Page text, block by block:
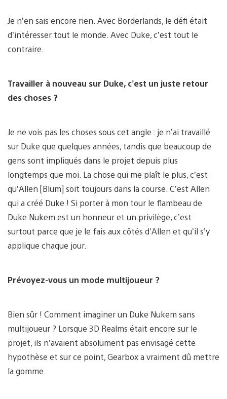
Je n’en sais encore rien. Avec Borderlands, le défi était
d’intéresser tout le monde. Avec Duke, c’est tout le
contraire.
Travailler à nouveau sur Duke, c’est un juste retour
des choses ?
Je ne vois pas les choses sous cet angle : je n’ai travaillé
sur Duke que quelques années, tandis que beaucoup de
gens sont impliqués dans le projet depuis plus
longtemps que moi. La chose qui me plaît le plus, c’est
qu’Allen [Blum] soit toujours dans la course. C’est Allen
qui a créé Duke ! Si porter à mon tour le flambeau de
Duke Nukem est un honneur et un privilège, c’est
surtout parce que je le fais aux côtés d’Allen et qu’il s’y
applique chaque jour.
Prévoyez-vous un mode multijoueur ?
Bien sûr ! Comment imaginer un Duke Nukem sans
multijoueur ? Lorsque 3D Realms était encore sur le
projet, ils n’avaient absolument pas envisagé cette
hypothèse et sur ce point, Gearbox a vraiment dû mettre
la gomme.